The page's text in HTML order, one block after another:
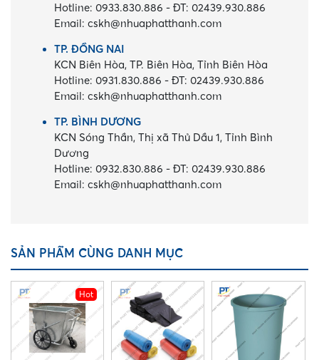
Hotline: 0933.830.886 -ĐT: 02439.930.886
Email:cskh@nhuaphatthanh.com
TP. ĐỒNG NAI
KCN Biên Hòa, TP. Biên Hòa, Tỉnh Biên Hòa
Hotline: 0931.830.886 -ĐT: 02439.930.886
Email:cskh@nhuaphatthanh.com
TP. BÌNH DƯƠNG
KCN Sóng Thần, Thị xã Thủ Dầu 1, Tỉnh Bình
Dương
Hotline: 0932.830.886 -ĐT: 02439.930.886
Email:cskh@nhuaphatthanh.com
SẢN PHẨM CÙNG DANH MỤC
Hot